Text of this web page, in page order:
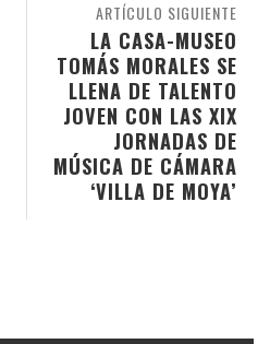
ARTÍCULO SIGUIENTE
LA CASA-MUSEO
TOMÁS MORALES SE
LLENA DE TALENTO
JOVEN CON LAS XIX
JORNADAS DE
MÚSICA DE CÁMARA
‘VILLA DE MOYA’